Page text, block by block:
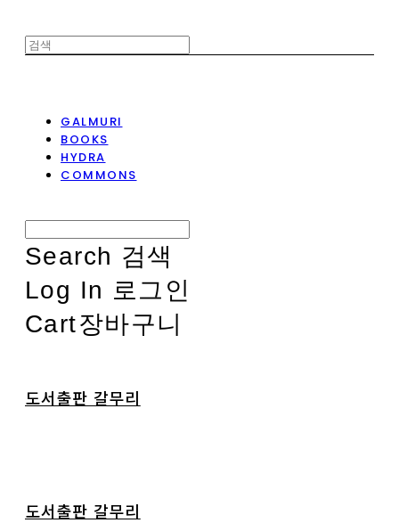
GALMURI
BOOKS
HYDRA
COMMONS
Search 검색
Log In 로그인
Cart장바구니
도서출판 갈무리
도서출판 갈무리